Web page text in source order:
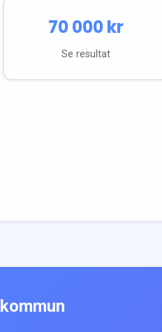
70 000kr
Se resultat
kommun